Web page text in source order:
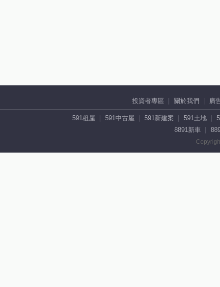
投資者專區 關於我們 廣
591租屋 591中古屋 591新建案 591土地
8891新車